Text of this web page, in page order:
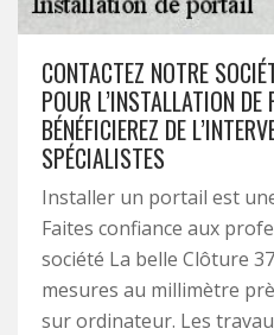
CONTACTEZ NOTRE
POUR L’INSTALLATION
BÉNÉFICIEREZ DE
SPÉCIALISTES
Installer un portail est
Faites confiance aux
société La belle Clôture
mesures au millimètre
sur ordinateur. Les